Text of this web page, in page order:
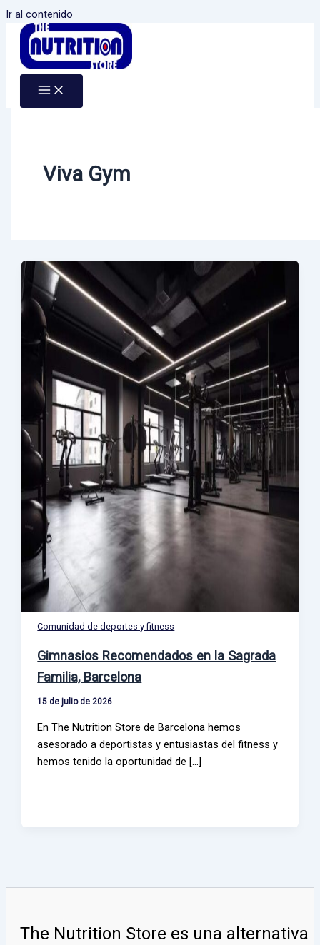
Ir al contenido
Viva Gym
Comunidad de deportes y fitness
Gimnasios Recomendados en la Sagrada
Familia, Barcelona
15 de julio de 2026
En The Nutrition Store de Barcelona hemos
asesorado a deportistas y entusiastas del fitness y
hemos tenido la oportunidad de [...]
The Nutrition Store es una alternativa